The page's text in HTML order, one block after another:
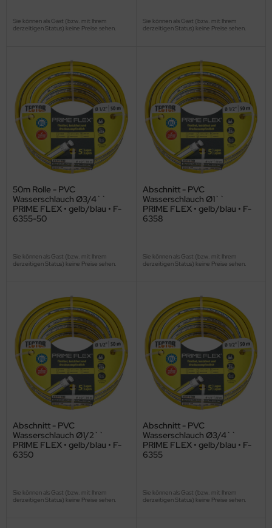
Sie können als Gast (bzw. mit Ihrem
derzeitigen Status) keine Preise sehen.
Sie können als Gast (bzw. mit Ihrem
derzeitigen Status) keine Preise sehen.
50m Rolle - PVC
Wasserschlauch Ø3/4``
PRIME FLEX • gelb/blau • F-
6355-50
Sie können als Gast (bzw. mit Ihrem
derzeitigen Status) keine Preise sehen.
Abschnitt - PVC
Wasserschlauch Ø1``
PRIME FLEX • gelb/blau • F-
6358
Sie können als Gast (bzw. mit Ihrem
derzeitigen Status) keine Preise sehen.
Abschnitt - PVC
Wasserschlauch Ø1/2``
PRIME FLEX • gelb/blau • F-
6350
Sie können als Gast (bzw. mit Ihrem
derzeitigen Status) keine Preise sehen.
Abschnitt - PVC
Wasserschlauch Ø3/4``
PRIME FLEX • gelb/blau • F-
6355
Sie können als Gast (bzw. mit Ihrem
derzeitigen Status) keine Preise sehen.